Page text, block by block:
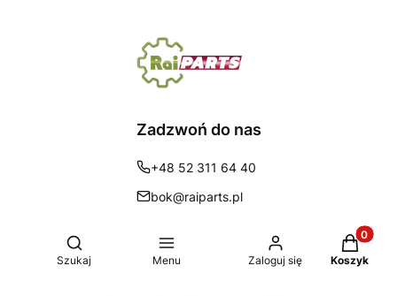
Zadzwoń do nas
+48 52 311 64 40
bok@raiparts.pl
Otwórz wyszukiwarkę
Szukaj Menu Zaloguj się Koszyk